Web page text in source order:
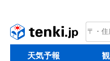
tenki.jp
天気予報